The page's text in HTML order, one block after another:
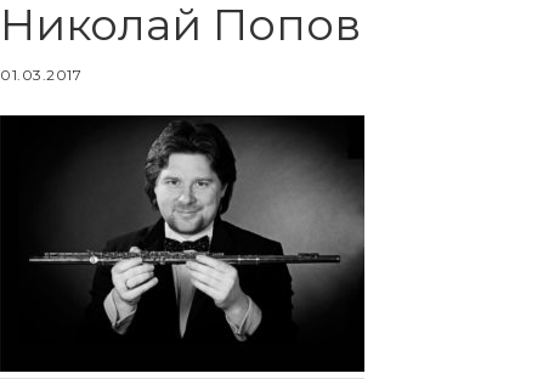
Николай Попов
01.03.2017